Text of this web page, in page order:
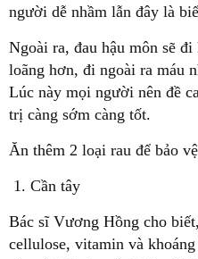
người dễ nhầm lẫn đây là
Ngoài ra, đau hậu môn sẽ
loãng hơn, đi ngoài ra máu
Lúc này mọi người nên đề
trị càng sớm càng tốt.
Ăn thêm 2 loại rau để bảo
1. Cần tây
Bác sĩ Vương Hồng cho
cellulose, vitamin và